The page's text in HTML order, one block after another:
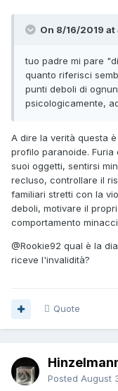
On 8/16/2019
tuo padre mi pare
quanto riferisci
punti deboli di
psicologicamente,
A dire la verità questa
profilo paranoide.
suoi oggetti, sentirsi
recluso, controllare il
familiari stretti con la
deboli, motivare il
comportamento
@Rookie92 qual è la
riceve l'invalidità?
Quote
Posted August